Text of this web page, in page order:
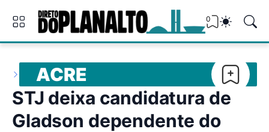
0
ACRE
STJ deixa candidatura de
Gladson dependente do